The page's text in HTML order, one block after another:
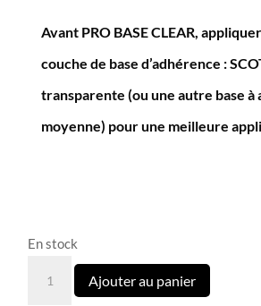
Avant PRO BASE CLEAR,
couche de base d’adhérence :
transparente (ou une autre base à
moyenne) pour une meilleure
En stock
quantité
Ajouter au panier